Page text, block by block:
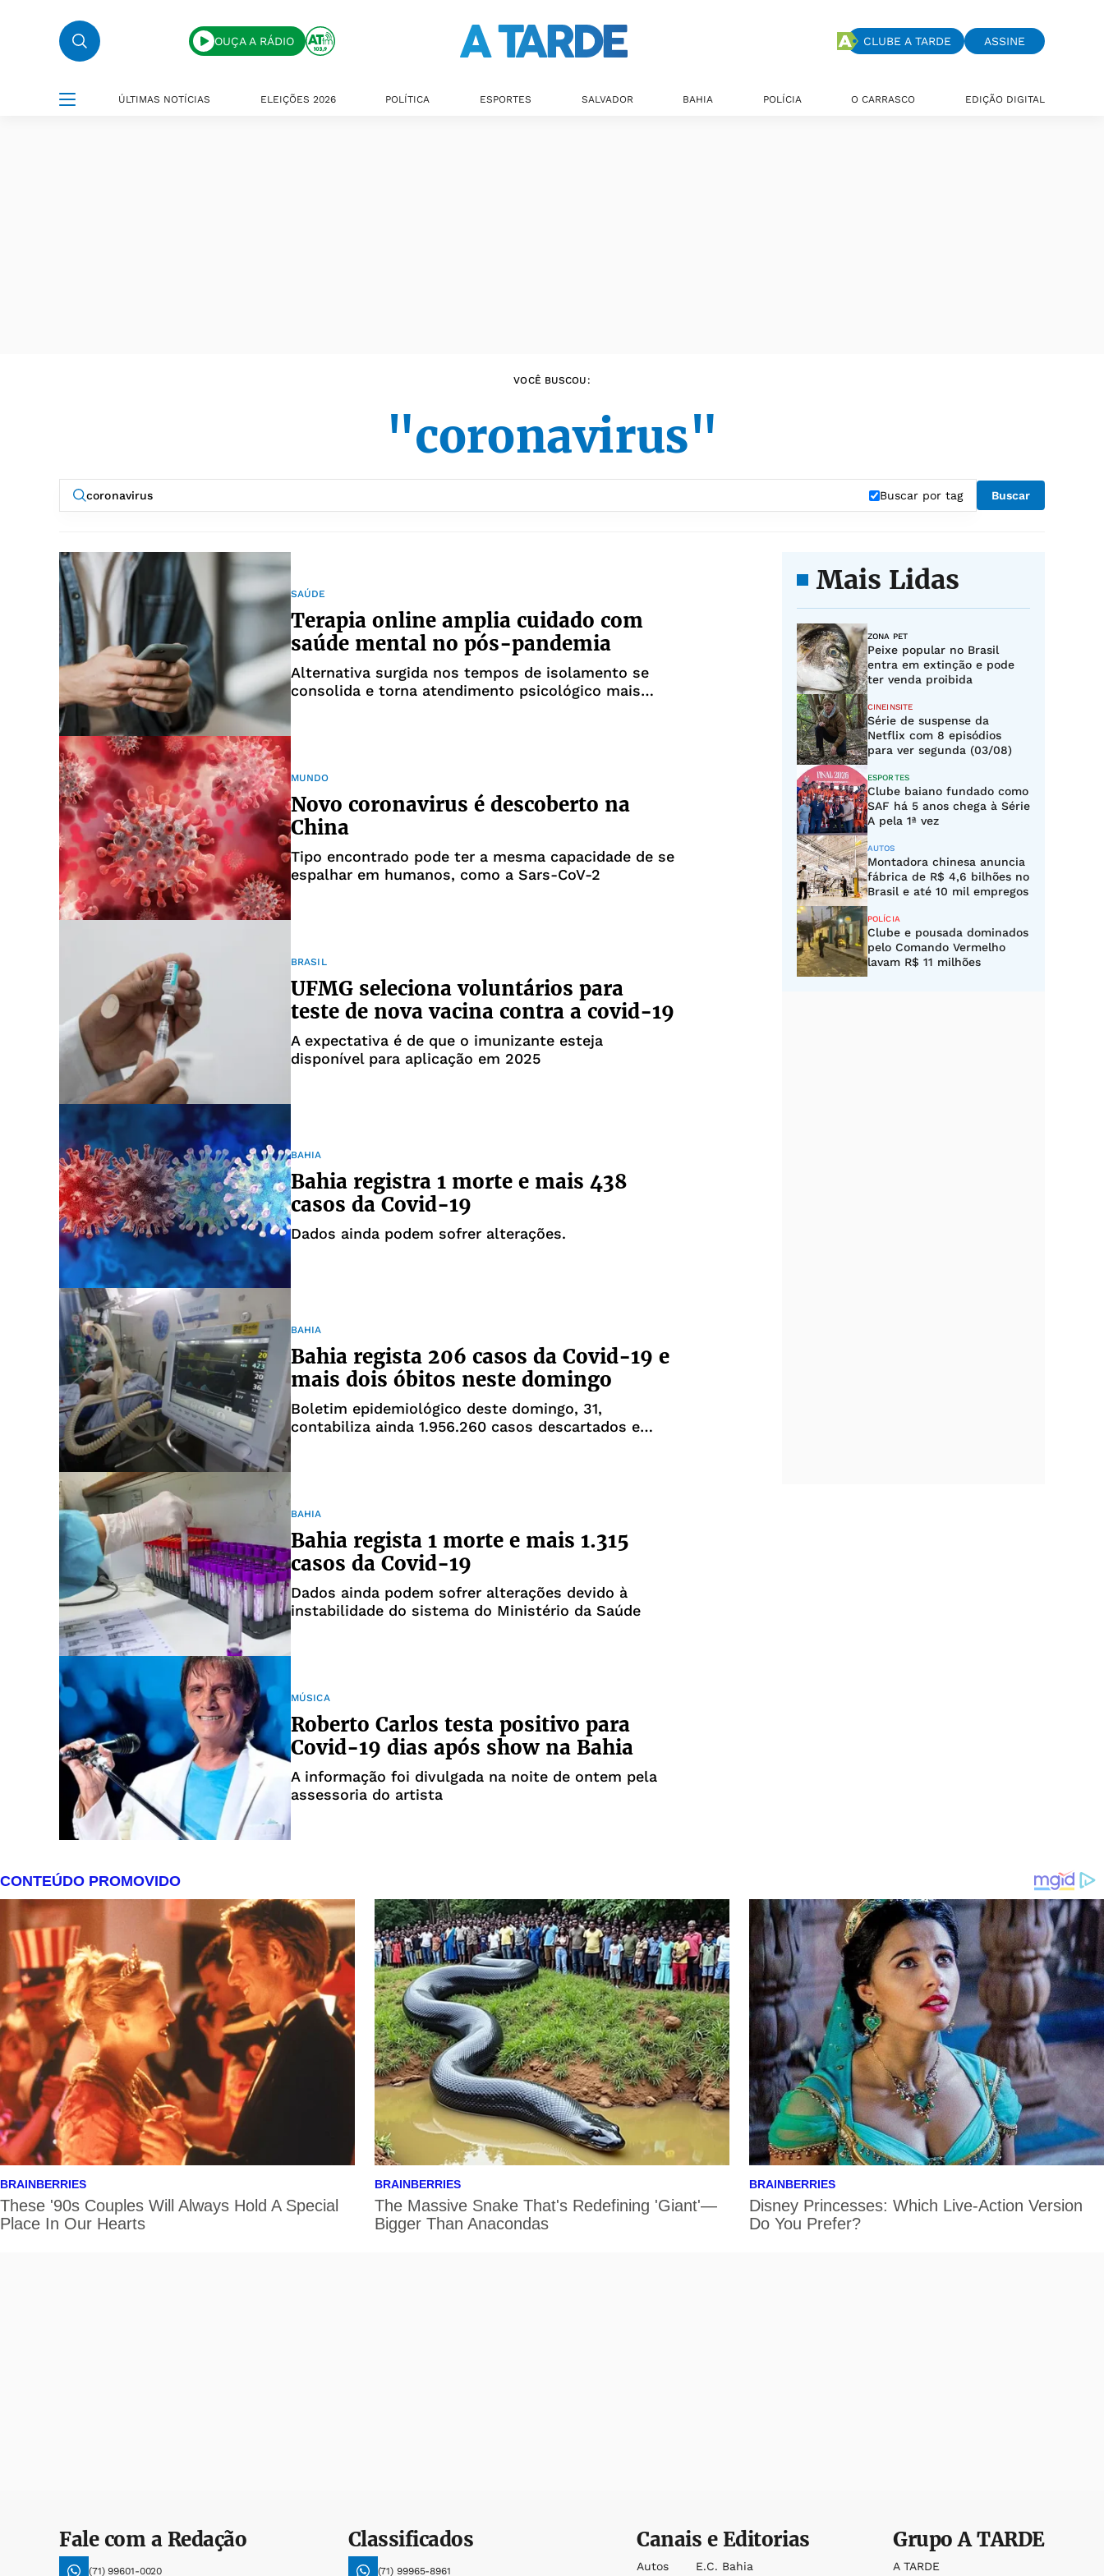
OUÇA A RÁDIO CLUBE A TARDE ASSINE
ÚLTIMAS NOTÍCIAS ELEIÇÕES 2026 POLÍTICA ESPORTES SALVADOR BAHIA POLÍCIA O CARRASCO EDIÇÃO DIGITAL
VOCÊ BUSCOU:
"coronavirus"
Buscar por tag Buscar
SAÚDE
Terapia online amplia cuidado com
saúde mental no pós-pandemia
Alternativa surgida nos tempos de isolamento se
consolida e torna atendimento psicológico mais
MUNDO
Novo coronavirus é descoberto na
China
Tipo encontrado pode ter a mesma capacidade de se
espalhar em humanos, como a Sars-CoV-2
BRASIL
UFMG seleciona voluntários para
teste de nova vacina contra a covid-19
A expectativa é de que o imunizante esteja
disponível para aplicação em 2025
BAHIA
Bahia registra 1 morte e mais 438
casos da Covid-19
Dados ainda podem sofrer alterações.
BAHIA
Bahia regista 206 casos da Covid-19 e
mais dois óbitos neste domingo
Boletim epidemiológico deste domingo, 31,
contabiliza ainda 1.956.260 casos descartados e
BAHIA
Bahia regista 1 morte e mais 1.315
casos da Covid-19
Dados ainda podem sofrer alterações devido à
instabilidade do sistema do Ministério da Saúde
MÚSICA
Roberto Carlos testa positivo para
Covid-19 dias após show na Bahia
A informação foi divulgada na noite de ontem pela
assessoria do artista
Mais Lidas
ZONA PET
Peixe popular no Brasil
entra em extinção e pode
ter venda proibida
CINEINSITE
Série de suspense da
Netflix com 8 episódios
para ver segunda (03/08)
ESPORTES
Clube baiano fundado como
SAF há 5 anos chega à Série
A pela 1ª vez
AUTOS
Montadora chinesa anuncia
fábrica de R$ 4,6 bilhões no
Brasil e até 10 mil empregos
POLÍCIA
Clube e pousada dominados
pelo Comando Vermelho
lavam R$ 11 milhões
Fale com a Redação
(71) 99601-0020
Classificados
(71) 99965-8961
Canais e Editorias
Autos E.c. Bahia
GrupoA TARDE
A TARDE